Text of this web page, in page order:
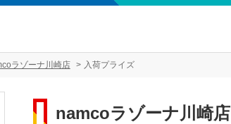
ラゾーナ川崎店 入荷プライズ
namcoラゾーナ川崎店